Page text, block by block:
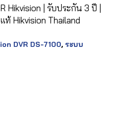
Hikvision | รับประกัน 3 ปี |
Hikvision Thailand
DVR DS-7100, ระบบ